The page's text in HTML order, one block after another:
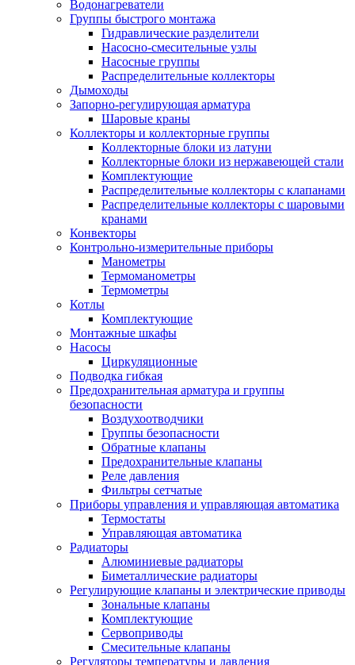
Водонагреватели
Группы быстрого монтажа
Гидравлические разделители
Насосно-смесительные узлы
Насосные группы
Распределительные коллекторы
Дымоходы
Запорно-регулирующая арматура
Шаровые краны
Коллекторы и коллекторные группы
Коллекторные блоки из латуни
Коллекторные блоки из нержавеющей стали
Комплектующие
Распределительные коллекторы с клапанами
Распределительные коллекторы с шаровыми
кранами
Конвекторы
Контрольно-измерительные приборы
Манометры
Термоманометры
Термометры
Котлы
Комплектующие
Монтажные шкафы
Насосы
Циркуляционные
Подводка гибкая
Предохранительная арматура и группы
безопасности
Воздухоотводчики
Группы безопасности
Обратные клапаны
Предохранительные клапаны
Реле давления
Фильтры сетчатые
Приборы управления и управляющая автоматика
Термостаты
Управляющая автоматика
Радиаторы
Алюминиевые радиаторы
Биметаллические радиаторы
Регулирующие клапаны и электрические приводы
Зональные клапаны
Комплектующие
Сервоприводы
Смесительные клапаны
Регуляторы температуры и давления